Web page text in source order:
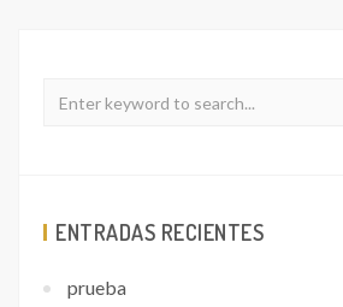
ENTRADAS RECIENTES
prueba